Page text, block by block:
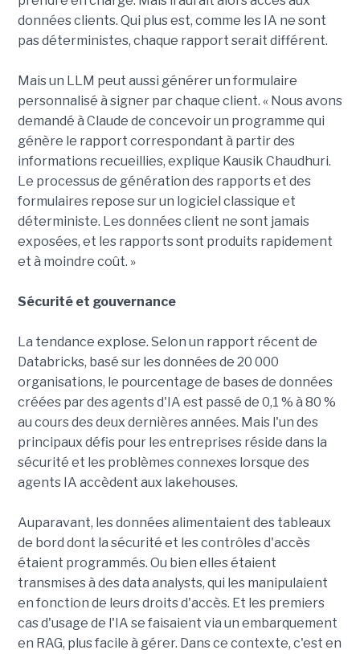
données clients. Qui plus est, comme les IA ne sont
pas déterministes, chaque rapport serait différent.
Mais un LLM peut aussi générer un formulaire
personnalisé à signer par chaque client. « Nous avons
demandé à Claude de concevoir un programme qui
génère le rapport correspondant à partir des
informations recueillies, explique Kausik Chaudhuri.
Le processus de génération des rapports et des
formulaires repose sur un logiciel classique et
déterministe. Les données client ne sont jamais
exposées, et les rapports sont produits rapidement
et à moindre coût. »
Sécurité et gouvernance
La tendance explose. Selon un rapport récent de
Databricks, basé sur les données de 20 000
organisations, le pourcentage de bases de données
créées par des agents d'IA est passé de 0,1 % à 80 %
au cours des deux dernières années. Mais l'un des
principaux défis pour les entreprises réside dans la
sécurité et les problèmes connexes lorsque des
agents IA accèdent aux lakehouses.
Auparavant, les données alimentaient des tableaux
de bord dont la sécurité et les contrôles d'accès
étaient programmés. Ou bien elles étaient
transmises à des data analysts, qui les manipulaient
en fonction de leurs droits d'accès. Et les premiers
cas d'usage de l'IA se faisaient via un embarquement
en RAG, plus facile à gérer. Dans ce contexte, c'est en